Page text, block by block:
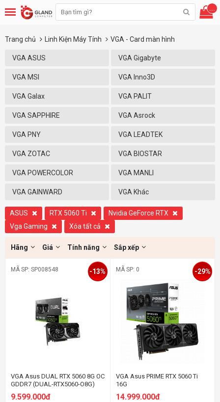
...
Trang chủ Linh Kiện Máy Tính VGA - Card màn hình
VGA ASUS VGA Gigabyte
VGA MSI VGA Inno3D
VGA Galax VGA PALIT
VGA SAPPHIRE VGA Asrock
VGA PNY VGA LEADTEK
VGA ZOTAC VGA BIOSTAR
VGA POWERCOLOR VGA MANLI
VGA GAINWARD VGA Khác
ASUS RTX 5060 Ti
Nvidia GeForce RTX
Vga Gaming
Xóa tất cả
Hãng Giá Tính năng Sắp xếp
MÃ SP: SP008548
VGA Asus DUAL RTX 5060 8G OC
GDDR7 (DUAL-RTX5060-O8G)
9.599.000đ
-13% MÃ SP: 0
VGA Asus PRIME RTX 5060 Ti
16G
14.999.000đ
-29%